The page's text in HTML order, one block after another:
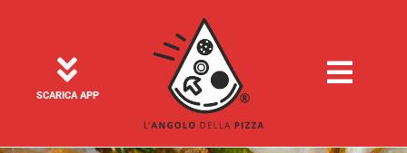
SCARICA APP